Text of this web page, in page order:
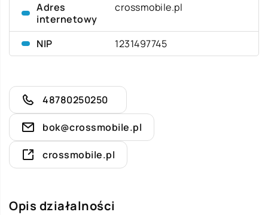
Adres
internetowy
crossmobile.pl
NIP 1231497745
48780250250
bok@crossmobile.pl
crossmobile.pl
Opis działalności